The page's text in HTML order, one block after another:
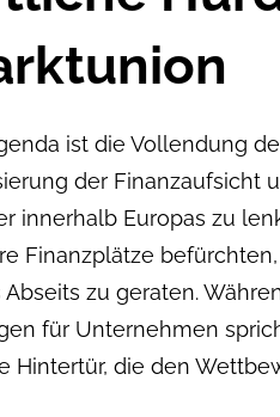
ist die Vollendung
der Finanzaufsicht
innerhalb Europas zu
Finanzplätze
zu geraten.
für Unternehmen
Hintertür, die den